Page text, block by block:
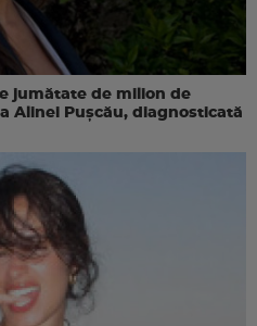
jumătate de milion de
Alinei Pușcău, diagnosticată